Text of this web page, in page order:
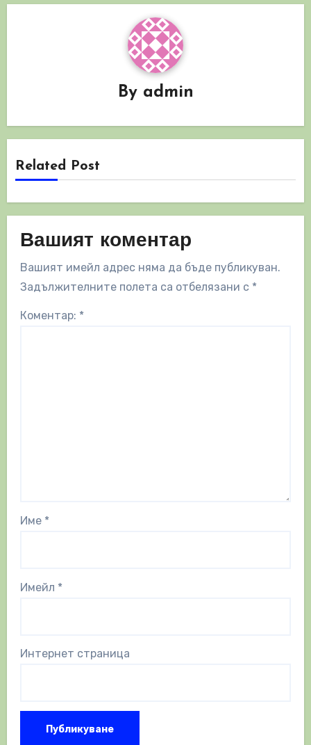
By admin
Related Post
Вашият коментар
Вашият имейл адрес няма да бъде публикуван.
Задължителните полета са отбелязани с *
Коментар: *
Име *
Имейл *
Интернет страница